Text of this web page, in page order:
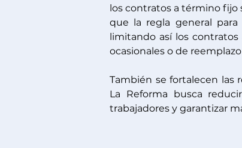
los contratos a término
que la regla general
limitando así los
ocasionales o de
También se fortalecen las
La Reforma busca
trabajadores y garantizar